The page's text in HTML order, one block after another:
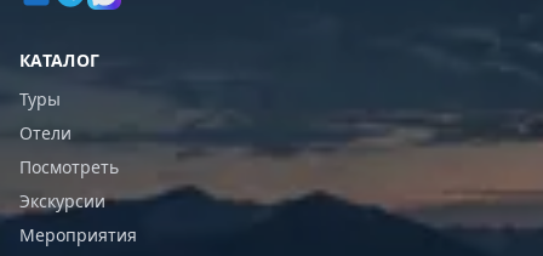
КАТАЛОГ
Туры
Отели
Посмотреть
Экскурсии
Мероприятия